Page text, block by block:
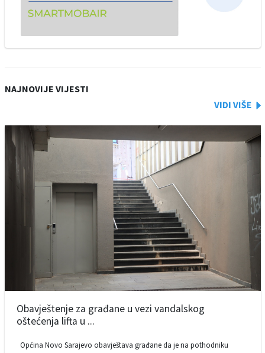
NAJNOVIJE VIJESTI
Obavještenje za građane u vezi vandalskog
oštećenja lifta u ...
Općina Novo Sarajevo obavještava građane da je na pothodniku